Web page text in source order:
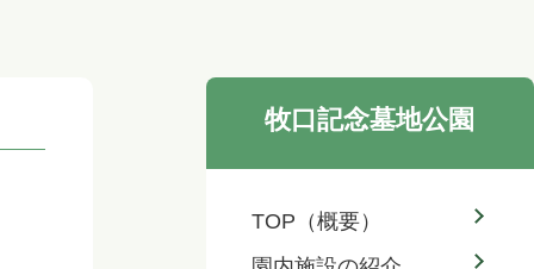
牧口記念墓地公園
TOP（概要）